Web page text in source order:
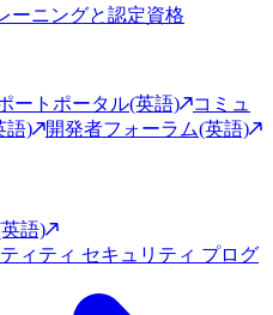
ーニングと認定資格
ートポータル(英語)
コミュ
語)
開発者フォーラム(英語)
語)
ィティ セキュリティ プログ